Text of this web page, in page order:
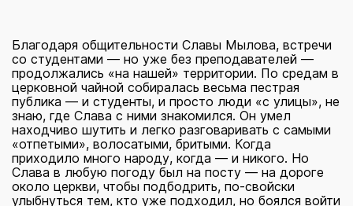
Благодаря общительности Славы Мылова, встречи
со студентами — но уже без преподавателей —
продолжались «на нашей» территории. По средам в
церковной чайной собиралась весьма пестрая
публика — и студенты, и просто люди «с улицы», не
знаю, где Слава с ними знакомился. Он умел
находчиво шутить и легко разговаривать с самыми
«отпетыми», волосатыми, бритыми. Когда
приходило много народу, когда — и никого. Но
Слава в любую погоду был на посту — на дороге
около церкви, чтобы подбодрить, по-свойски
улыбнуться тем, кто уже подходил, но боялся войти